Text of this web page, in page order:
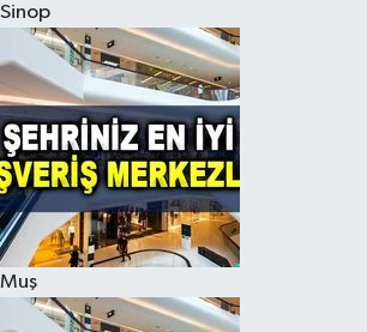
Sinop
Muş